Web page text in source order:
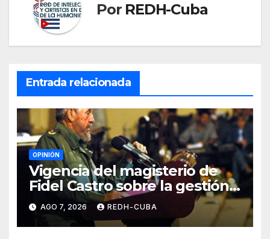
Por REDH-Cuba
Entrada relacionada
OPINIÓN
Vigencia del magisterio de
Fidel Castro sobre la gestión
del liderazgo revolucionario.
Por Jorge Luís Guach Estévez
AGO 7, 2026 REDH-CUBA